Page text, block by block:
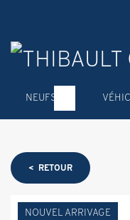
NEUFS
< RETOUR
NOUVEL ARRIVAGE